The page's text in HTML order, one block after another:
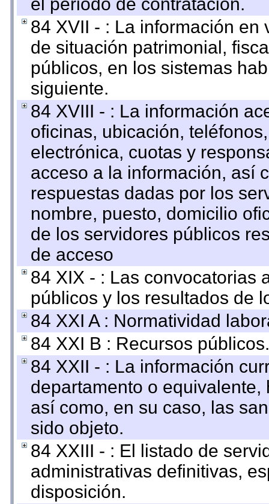
84 XVII - : La información
de situación patrimonial,
públicos, en los sistemas
siguiente.
84 XVIII - : La información
oficinas, ubicación,
electrónica, cuotas y
acceso a la información, así
respuestas dadas por los
nombre, puesto, domicilio
de los servidores públicos
de acceso
84 XIX - : Las convocatorias
públicos y los resultados de
84 XXI A : Normatividad
84 XXI B : Recursos públicos.
84 XXII - : La información
departamento o
así como, en su caso, las
sido objeto.
84 XXIII - : El listado de
administrativas definitivas,
disposición.